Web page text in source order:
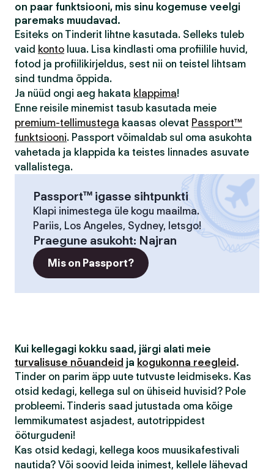
on paar funktsiooni, mis sinu kogemuse veelgi
paremaks muudavad.
Esiteks on Tinderit lihtne kasutada. Selleks tuleb
vaid konto luua. Lisa kindlasti oma profiilile huvid,
fotod ja profiilikirjeldus, sest nii on teistel lihtsam
sind tundma õppida.
Ja nüüd ongi aeg hakata klappima!
Enne reisile minemist tasub kasutada meie
premium-tellimustega kaasas olevat Passport™
funktsiooni. Passport võimaldab sul oma asukohta
vahetada ja klappida ka teistes linnades asuvate
vallalistega.
Passport™ igasse sihtpunkti
Klapi inimestega üle kogu maailma.
Pariis, Los Angeles, Sydney, letsgo!
Praegune asukoht: Najran
Mis on Passport?
Kui kellegagi kokku saad, järgi alati meie
turvalisuse nõuandeid ja kogukonna reegleid .
Tinder on parim äpp uute tutvuste leidmiseks. Kas
otsid kedagi, kellega sul on ühiseid huvisid? Pole
probleemi. Tinderis saad jutustada oma kõige
lemmikumatest asjadest, autotrippidest
ööturgudeni!
Kas otsid kedagi, kellega koos muusikafestivali
nautida? Või soovid leida inimest, kellele lähevad